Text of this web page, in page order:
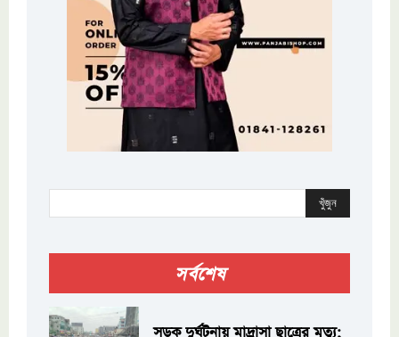
খুঁজুন
সর্বশেষ
সড়ক দুর্ঘটনায় মাদ্রাসা ছাত্রের মৃত্যু;